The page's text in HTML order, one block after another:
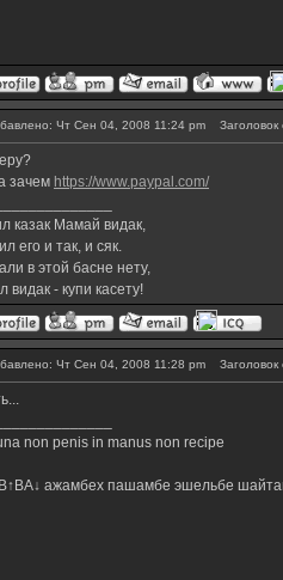
Чт Сен 04, 2008 11:24 pm Заголовок
зачем https://www.paypal.com/
казак Мамай видак,
его и так, и сяк.
в этой басне нету,
видак - купи касету!
Чт Сен 04, 2008 11:28 pm Заголовок
non penis in manus non recipe
ажамбех пашамбе эшельбе